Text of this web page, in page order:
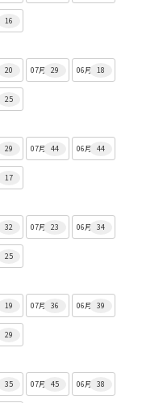
16
20 07月 29 06月 18
25
29 07月 44 06月 44
17
32 07月 23 06月 34
25
19 07月 36 06月 39
29
35 07月 45 06月 38